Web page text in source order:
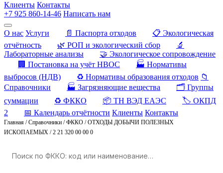
Клиенты Контакты
+7 925 860-14-46 Написать нам
О нас Услуги 📄 Паспорта отходов
📋 Экологическая
отчётность
🌿 РОП и экологический сбор
🔬
Лабораторные анализы
🤝 Экологическое сопровождение
🏢 Постановка на учёт НВОС
🏭 Нормативы
выбросов (НДВ)
♻️ Нормативы образования отходов 📁
Справочники
🏭 Загрязняющие вещества
🗂️ Группы
суммации
♻️ ФККО 📦 ТН ВЭД ЕАЭС
🏷️ ОКПД
2
📅 Календарь отчётности Клиенты Контакты
Главная /Справочники /ФККО /ОТХОДЫ ДОБЫЧИ ПОЛЕЗНЫХ
ИСКОПАЕМЫХ /2 21 320 00 00 0